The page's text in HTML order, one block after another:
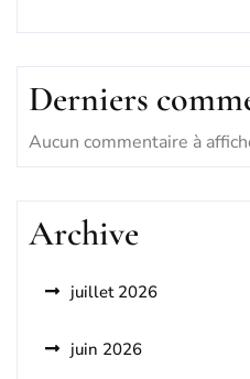
Derniers
Aucun commentaire à
Archive
juillet 2026
juin 2026